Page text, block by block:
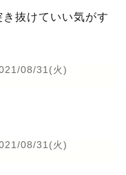
抜けていい気がす
08/31(火)
08/31(火)